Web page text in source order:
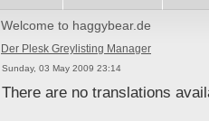
Welcome to haggybear.de
Der Plesk Greylisting Manager
Sunday, 03 May 2009 23:14
There are no translations